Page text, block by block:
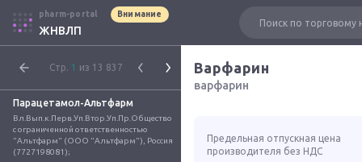
pharm-portal Внимание
ЖНВЛП
Стр. 1 из 13 837
Парацетамол-Альтфарм
Вл.Вып.к.Перв.Уп.Втор.Уп.Пр.Общество
с ограниченной ответственностью
"Альтфарм" (ООО "Альтфарм"), Россия
(7727198081);
Варфарин
варфарин
Предельная отпускная цена
производителя без НДС